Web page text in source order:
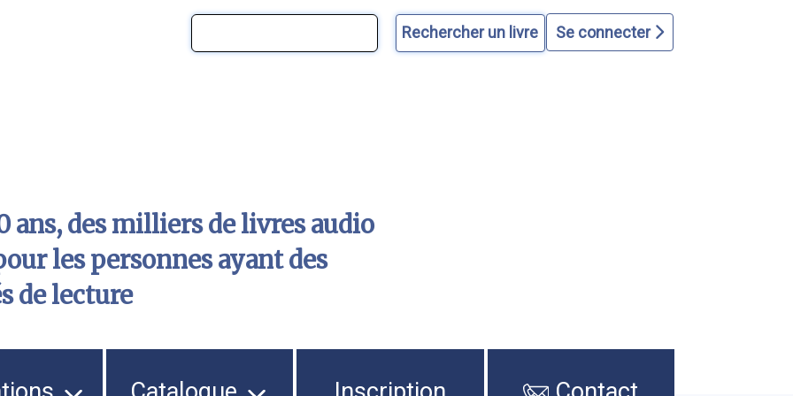
Se connecter
ans, des milliers de livres audio
les personnes ayant des
de lecture